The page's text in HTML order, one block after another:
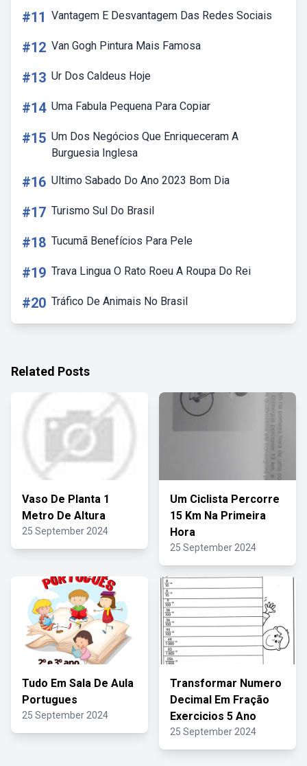
#11 Vantagem E Desvantagem Das Redes Sociais
#12 Van Gogh Pintura Mais Famosa
#13 Ur Dos Caldeus Hoje
#14 Uma Fabula Pequena Para Copiar
#15 Um Dos Negócios Que Enriqueceram A
Burguesia Inglesa
#16 Ultimo Sabado Do Ano 2023 Bom Dia
#17 Turismo Sul Do Brasil
#18 Tucumã Benefícios Para Pele
#19 Trava Lingua O Rato Roeu A Roupa Do Rei
#20 Tráfico De Animais No Brasil
Related Posts
Vaso De Planta 1
Metro De Altura
25 September 2024
Um Ciclista Percorre
15 Km Na Primeira
Hora
25 September 2024
Tudo Em Sala De Aula
Portugues
25 September 2024
Transformar Numero
Decimal Em Fração
Exercicios 5 Ano
25 September 2024